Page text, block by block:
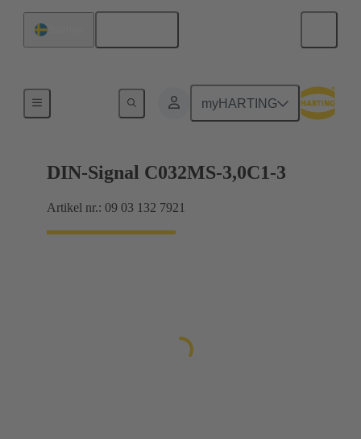
myHARTING
Förbindning moderkort till dotterkort
DIN-Signal C032MS-3,0C1-3
Artikel nr.: 09 03 132 7921